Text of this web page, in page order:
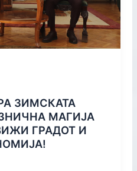
ЗИМСКАТА
МАГИЈА
ГРАДОТ И